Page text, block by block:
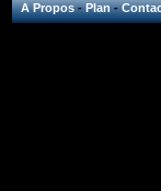
A Propos-Plan-